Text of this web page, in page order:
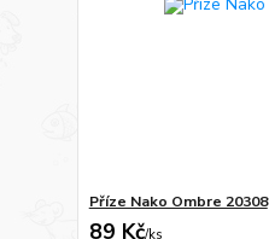
Příze Nako Ombre 20308
89 Kč/ks